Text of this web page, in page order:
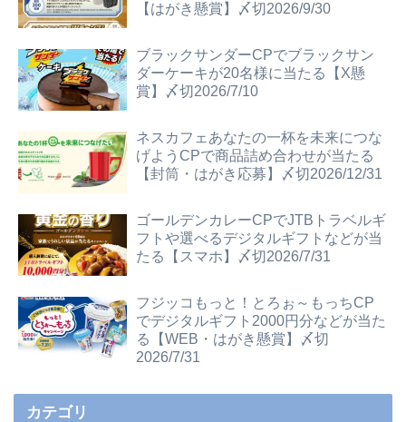
【はがき懸賞】〆切2026/9/30
ブラックサンダーCPでブラックサン
ダーケーキが20名様に当たる【X懸
賞】〆切2026/7/10
ネスカフェあなたの一杯を未来につな
げようCPで商品詰め合わせが当たる
【封筒・はがき応募】〆切2026/12/31
ゴールデンカレーCPでJTBトラベルギ
フトや選べるデジタルギフトなどが当
たる【スマホ】〆切2026/7/31
フジッコもっと！とろぉ～もっちCP
でデジタルギフト2000円分などが当た
る【WEB・はがき懸賞】〆切
2026/7/31
カテゴリ